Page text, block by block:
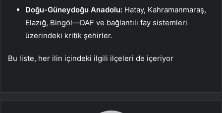
Doğu-Güneydoğu Anadolu: Hatay, Kahramanmaraş,
Elazığ, Bingöl—DAF ve bağlantılı fay sistemleri
üzerindeki kritik şehirler.
Bu liste, her ilin içindeki ilgili ilçeleri de içeriyor